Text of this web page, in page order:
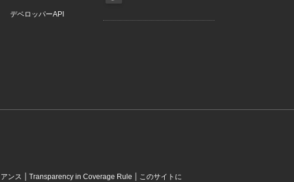
デベロッパーAPI
ンス | Transparency in Coverage Rule | このサイトに